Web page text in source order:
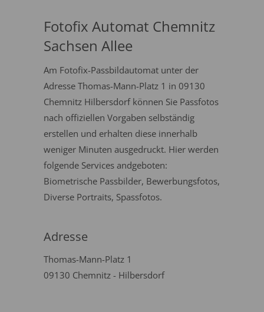
Fotofix Automat Chemnitz
Sachsen Allee
Am Fotofix-Passbildautomat unter der
Adresse Thomas-Mann-Platz 1 in 09130
Chemnitz Hilbersdorf können Sie Passfotos
nach offiziellen Vorgaben selbständig
erstellen und erhalten diese innerhalb
weniger Minuten ausgedruckt. Hier werden
folgende Services andgeboten:
Biometrische Passbilder, Bewerbungsfotos,
Diverse Portraits, Spassfotos.
Adresse
Thomas-Mann-Platz 1
09130 Chemnitz - Hilbersdorf